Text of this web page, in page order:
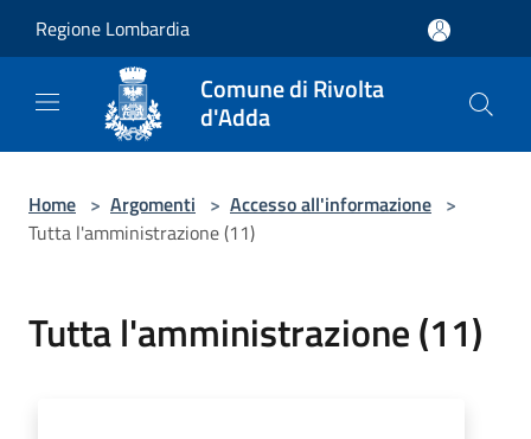
Regione Lombardia
Comune di Rivolta
d'Adda
Home > Argomenti > Accesso all'informazione >
Tutta l'amministrazione (11)
Tutta l'amministrazione (11)